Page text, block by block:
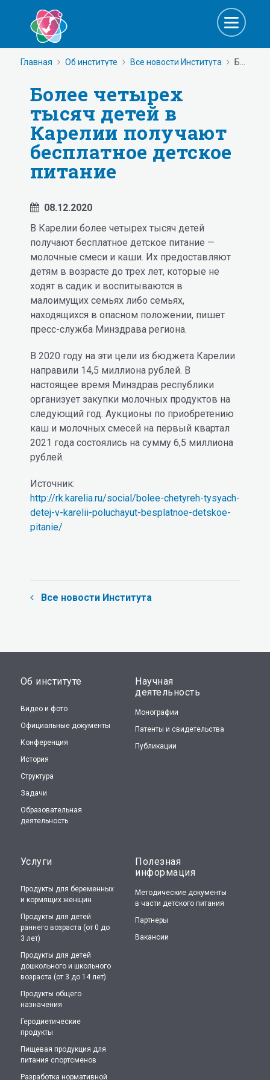
Главная Об институте Все новости Института
Более четырех
тысяч детей в
Карелии получают
бесплатное детское
питание
08.12.2020
В Карелии более четырех тысяч детей
получают бесплатное детское питание —
молочные смеси и каши. Их предоставляют
детям в возрасте до трех лет, которые не
ходят в садик и воспитываются в
малоимущих семьях либо семьях,
находящихся в опасном положении, пишет
пресс-служба Минздрава региона.
В 2020 году на эти цели из бюджета Карелии
направили 14,5 миллиона рублей. В
настоящее время Минздрав республики
организует закупки молочных продуктов на
следующий год. Аукционы по приобретению
каш и молочных смесей на первый квартал
2021 года состоялись на сумму 6,5 миллиона
рублей.
Источник:
http://rk.karelia.ru/social/bolee-chetyreh-tysyach-
detej-v-karelii-poluchayut-besplatnoe-detskoe-
pitanie/
Все новости Института
Об институте
Видео и фото
Официальные документы
Конференция
История
Структура
Задачи
Образовательная
деятельность
Научная
деятельность
Монографии
Патенты и свидетельства
Публикации
Услуги
Продукты для беременных
и кормящих женщин
Продукты для детей
раннего возраста (от 0 до
3 лет)
Продукты для детей
дошкольного и школьного
возраста (от 3 до 14 лет)
Продукты общего
назначения
Геродиетические
продукты
Пищевая продукция для
питания спортсменов
Разработка нормативной
Полезная
информация
Методические документы
в части детского питания
Партнеры
Вакансии